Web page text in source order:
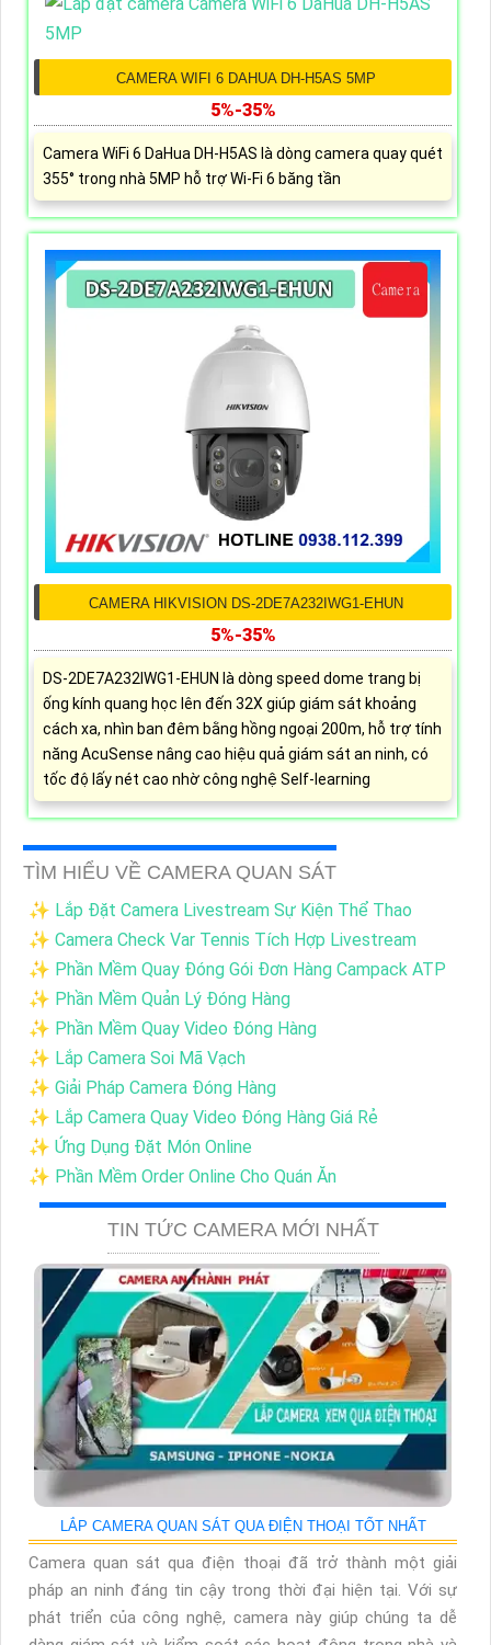
CAMERA WIFI 6 DAHUA DH-H5AS 5MP
5%-35%
Camera WiFi 6 DaHua DH-H5AS là dòng camera quay quét
355° trong nhà 5MP hỗ trợ Wi-Fi 6 băng tần
CAMERA HIKVISION DS-2DE7A232IWG1-EHUN
5%-35%
DS-2DE7A232IWG1-EHUN là dòng speed dome trang bị
ống kính quang học lên đến 32X giúp giám sát khoảng
cách xa, nhìn ban đêm bằng hồng ngoại 200m, hỗ trợ tính
năng AcuSense nâng cao hiệu quả giám sát an ninh, có
tốc độ lấy nét cao nhờ công nghệ Self-learning
TÌM HIỂU VỀ CAMERA QUAN SÁT
✨ Lắp Đặt Camera Livestream Sự Kiện Thể Thao
✨ Camera Check Var Tennis Tích Hợp Livestream
✨ Phần Mềm Quay Đóng Gói Đơn Hàng Campack ATP
✨ Phần Mềm Quản Lý Đóng Hàng
✨ Phần Mềm Quay Video Đóng Hàng
✨ Lắp Camera Soi Mã Vạch
✨ Giải Pháp Camera Đóng Hàng
✨ Lắp Camera Quay Video Đóng Hàng Giá Rẻ
✨ Ứng Dụng Đặt Món Online
✨ Phần Mềm Order Online Cho Quán Ăn
TIN TỨC CAMERA MỚI NHẤT
LẮP CAMERA QUAN SÁT QUA ĐIỆN THOẠI TỐT NHẤT
Camera quan sát qua điện thoại đã trở thành một giải
pháp an ninh đáng tin cậy trong thời đại hiện tại. Với sự
phát triển của công nghệ, camera này giúp chúng ta dễ